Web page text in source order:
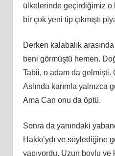
ülkelerinde geçirdiğimiz o
bir çok yeni tip çıkmıştı
Derken kalabalık
beni görmüştü hemen.
Tabii, o adam da gelmişti.
Aslında karımla yalnızca
Ama Can onu da öptü.
Sonra da yanındaki
Hakkı’ydı ve söylediğine
yapıyordu. Uzun boylu ve